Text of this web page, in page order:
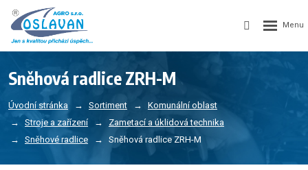
Sněhová radlice ZRH-M
Úvodní stránka Sortiment
Komunální oblast
Stroje a zařízení
Zametací a úklidová technika
Sněhové radlice
Sněhová radlice ZRH-M